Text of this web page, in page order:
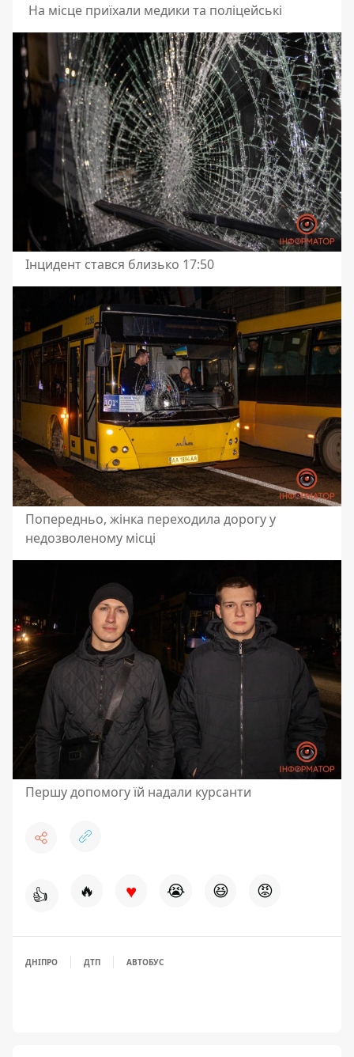
На місце приїхали медики та поліцейські
Інцидент стався близько 17:50
Попередньо, жінка переходила дорогу у
недозволеному місці
Першу допомогу їй надали курсанти
👍 🔥 ♥ 😭 😆 😡
ДНІПРО ДТП АВТОБУС